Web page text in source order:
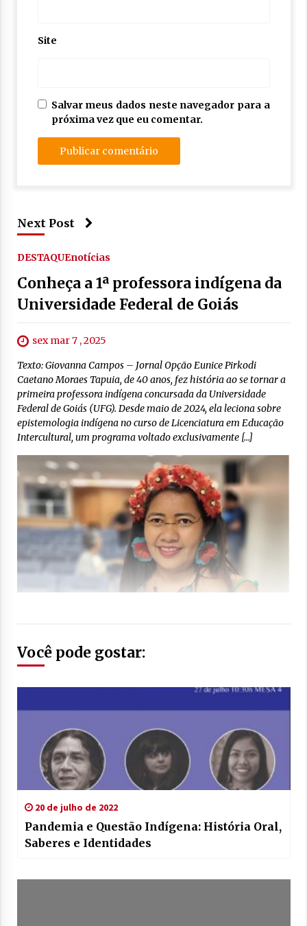
Site
Salvar meus dados neste navegador para a
próxima vez que eu comentar.
Next Post
DESTAQUEnotícias
Conheça a 1ª professora indígena da
Universidade Federal de Goiás
sex mar 7 , 2025
Texto: Giovanna Campos – Jornal Opção Eunice Pirkodi
Caetano Moraes Tapuia, de 40 anos, fez história ao se tornar a
primeira professora indígena concursada da Universidade
Federal de Goiás (UFG). Desde maio de 2024, ela leciona sobre
epistemologia indígena no curso de Licenciatura em Educação
Intercultural, um programa voltado exclusivamente […]
Você pode gostar:
20 de julho de 2022
Pandemia e Questão Indígena: História Oral,
Saberes e Identidades